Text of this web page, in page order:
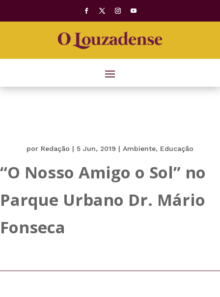
por Redação | 5 Jun, 2019 | Ambiente, Educação
“O Nosso Amigo o Sol” no
Parque Urbano Dr. Mário
Fonseca